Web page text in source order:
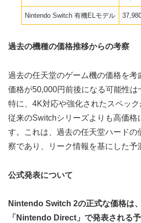
Nintendo Switch 有機ELモデル
過去の機種の価格推移からの考察
過去の任天堂のゲーム機の価格を考
価格が50,000円前後になる可能性は
特に、4K対応や強化されたスペック
従来のSwitchシリーズよりも高価格
す。これは、過去の任天堂ハードの
察であり、リーク情報を基にした予
公式発表について
Nintendo Switch 2の正式な価格は
「Nintendo Direct」で発表される予